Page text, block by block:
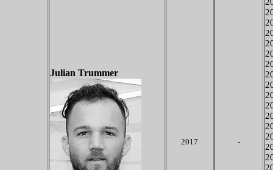
Julian Trummer
2017 -